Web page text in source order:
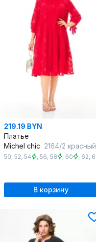
219.19 BYN
Платье
Michel chic 2164/2 красный
50, 52, 54 , 56, 58 , 60 , 62, 64
В корзину